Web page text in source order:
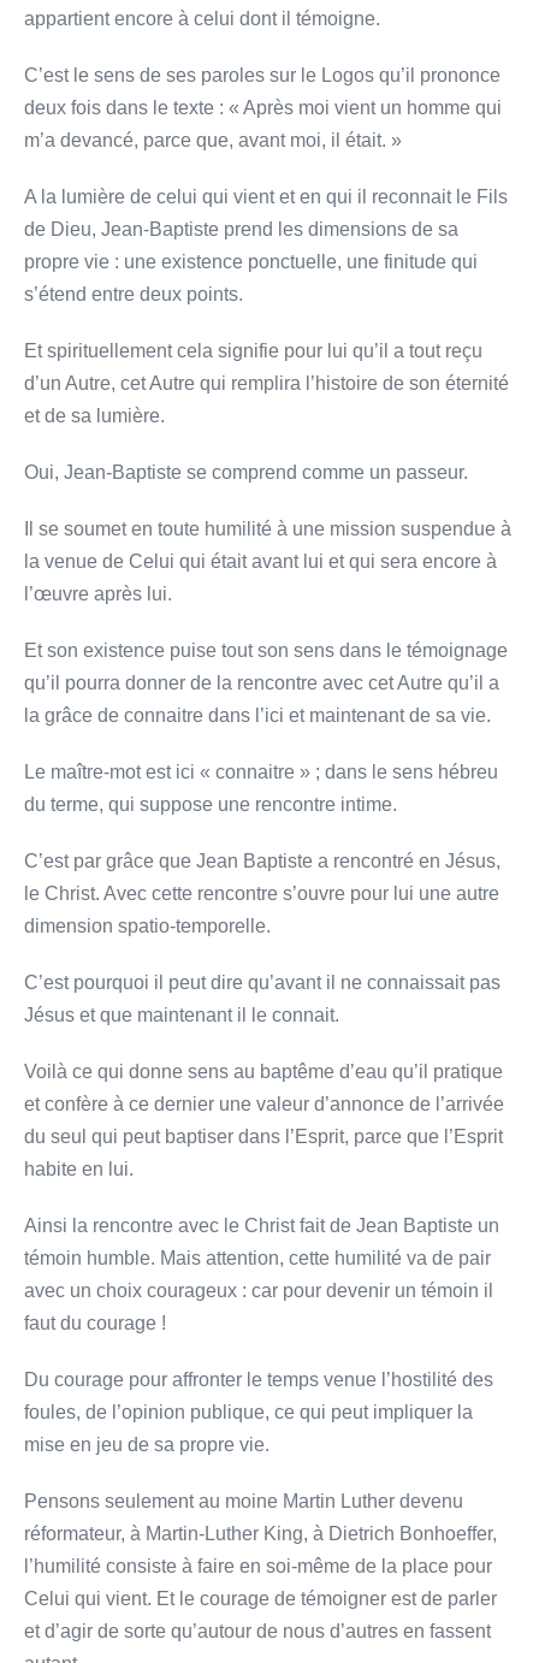
appartient encore à celui dont il témoigne.
C’est le sens de ses paroles sur le Logos qu’il prononce
deux fois dans le texte : « Après moi vient un homme qui
m’a devancé, parce que, avant moi, il était. »
A la lumière de celui qui vient et en qui il reconnait le Fils
de Dieu, Jean-Baptiste prend les dimensions de sa
propre vie : une existence ponctuelle, une finitude qui
s’étend entre deux points.
Et spirituellement cela signifie pour lui qu’il a tout reçu
d’un Autre, cet Autre qui remplira l’histoire de son éternité
et de sa lumière.
Oui, Jean-Baptiste se comprend comme un passeur.
Il se soumet en toute humilité à une mission suspendue à
la venue de Celui qui était avant lui et qui sera encore à
l’œuvre après lui.
Et son existence puise tout son sens dans le témoignage
qu’il pourra donner de la rencontre avec cet Autre qu’il a
la grâce de connaitre dans l’ici et maintenant de sa vie.
Le maître-mot est ici « connaitre » ; dans le sens hébreu
du terme, qui suppose une rencontre intime.
C’est par grâce que Jean Baptiste a rencontré en Jésus,
le Christ. Avec cette rencontre s’ouvre pour lui une autre
dimension spatio-temporelle.
C’est pourquoi il peut dire qu’avant il ne connaissait pas
Jésus et que maintenant il le connait.
Voilà ce qui donne sens au baptême d’eau qu’il pratique
et confère à ce dernier une valeur d’annonce de l’arrivée
du seul qui peut baptiser dans l’Esprit, parce que l’Esprit
habite en lui.
Ainsi la rencontre avec le Christ fait de Jean Baptiste un
témoin humble. Mais attention, cette humilité va de pair
avec un choix courageux : car pour devenir un témoin il
faut du courage !
Du courage pour affronter le temps venue l’hostilité des
foules, de l’opinion publique, ce qui peut impliquer la
mise en jeu de sa propre vie.
Pensons seulement au moine Martin Luther devenu
réformateur, à Martin-Luther King, à Dietrich Bonhoeffer,
l’humilité consiste à faire en soi-même de la place pour
Celui qui vient. Et le courage de témoigner est de parler
et d’agir de sorte qu’autour de nous d’autres en fassent